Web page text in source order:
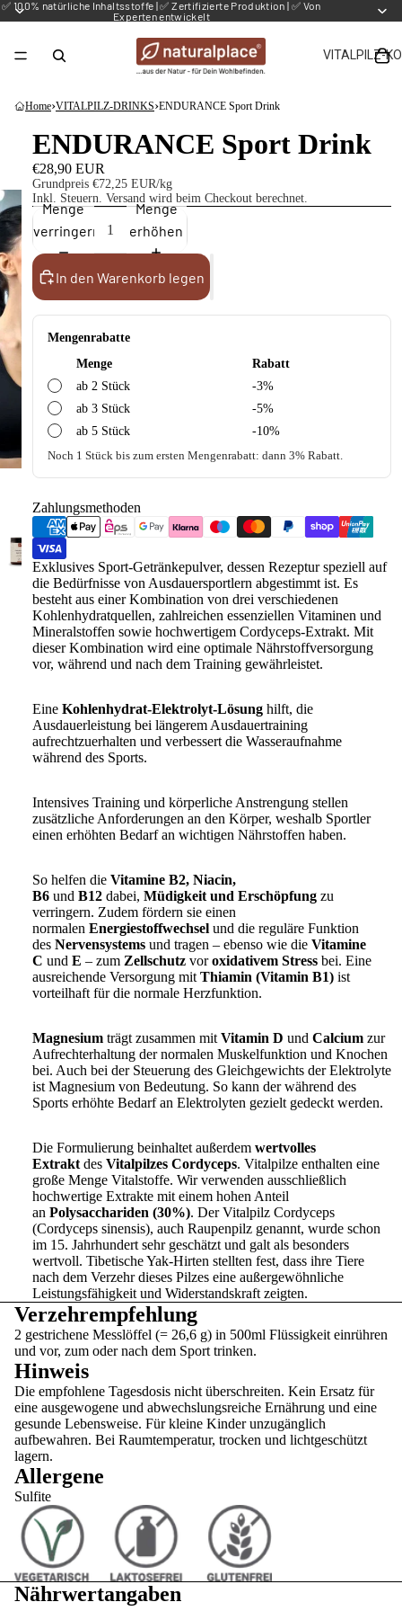
✅ 100% natürliche Inhaltsstoffe | ✅ Zertifizierte Produktion | ✅ Von
Experten entwickelt
VITALPILZ-
Home›VITALPILZ-DRINKS›ENDURANCE Sport Drink
ENDURANCE Sport Drink
€28,90 EUR
Grundpreis €72,25 EUR/kg
Inkl. Steuern. Versand wird beim Checkout berechnet.
Menge
verringern
Menge
erhöhen
In den Warenkorb legen
Mengenrabatte
Menge
Rabatt
ab 2 Stück
-3%
ab 3 Stück
-5%
ab 5 Stück
-10%
Noch 1 Stück bis zum ersten Mengenrabatt: dann 3% Rabatt.
Zahlungsmethoden
Exklusives Sport-Getränkepulver, dessen Rezeptur speziell auf
die Bedürfnisse von Ausdauersportlern abgestimmt ist. Es
besteht aus einer Kombination von drei verschiedenen
Kohlenhydratquellen, zahlreichen essenziellen Vitaminen und
Mineralstoffen sowie hochwertigem Cordyceps-Extrakt. Mit
dieser Kombination wird eine optimale Nährstoffversorgung
vor, während und nach dem Training gewährleistet.
Eine Kohlenhydrat-Elektrolyt-Lösung hilft, die
Ausdauerleistung bei längerem Ausdauertraining
aufrechtzuerhalten und verbessert die Wasseraufnahme
während des Sports.
Intensives Training und körperliche Anstrengung stellen
zusätzliche Anforderungen an den Körper, weshalb Sportler
einen erhöhten Bedarf an wichtigen Nährstoffen haben.
So helfen die Vitamine B2, Niacin,
B6 und B12 dabei, Müdigkeit und Erschöpfung zu
verringern. Zudem fördern sie einen
normalen Energiestoffwechsel und die reguläre Funktion
des Nervensystems und tragen – ebenso wie die Vitamine
C und E – zum Zellschutz vor oxidativem Stress bei. Eine
ausreichende Versorgung mit Thiamin (Vitamin B1) ist
vorteilhaft für die normale Herzfunktion.
Magnesium trägt zusammen mit Vitamin D und Calcium zur
Aufrechterhaltung der normalen Muskelfunktion und Knochen
bei. Auch bei der Steuerung des Gleichgewichts der Elektrolyte
ist Magnesium von Bedeutung. So kann der während des
Sports erhöhte Bedarf an Elektrolyten gezielt gedeckt werden.
Die Formulierung beinhaltet außerdem wertvolles
Extrakt des Vitalpilzes Cordyceps. Vitalpilze enthalten eine
große Menge Vitalstoffe. Wir verwenden ausschließlich
hochwertige Extrakte mit einem hohen Anteil
an Polysacchariden (30%). Der Vitalpilz Cordyceps
(Cordyceps sinensis), auch Raupenpilz genannt, wurde schon
im 15. Jahrhundert sehr geschätzt und galt als besonders
wertvoll. Tibetische Yak-Hirten stellten fest, dass ihre Tiere
nach dem Verzehr dieses Pilzes eine außergewöhnliche
Leistungsfähigkeit und Widerstandskraft zeigten.
Verzehrempfehlung
2 gestrichene Messlöffel (= 26,6 g) in 500ml Flüssigkeit einrühren
und vor, zum oder nach dem Sport trinken.
Hinweis
Die empfohlene Tagesdosis nicht überschreiten. Kein Ersatz für
eine ausgewogene und abwechslungsreiche Ernährung und eine
gesunde Lebensweise. Für kleine Kinder unzugänglich
aufbewahren. Bei Raumtemperatur, trocken und lichtgeschützt
lagern.
Allergene
Sulfite
Nährwertangaben